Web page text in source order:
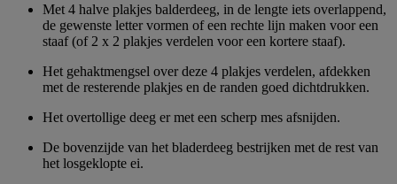
Met 4 halve plakjes balderdeeg, in de lengte iets overlappend,
de gewenste letter vormen of een rechte lijn maken voor een
staaf (of 2 x 2 plakjes verdelen voor een kortere staaf).
Het gehaktmengsel over deze 4 plakjes verdelen, afdekken
met de resterende plakjes en de randen goed dichtdrukken.
Het overtollige deeg er met een scherp mes afsnijden.
De bovenzijde van het bladerdeeg bestrijken met de rest van
het losgeklopte ei.